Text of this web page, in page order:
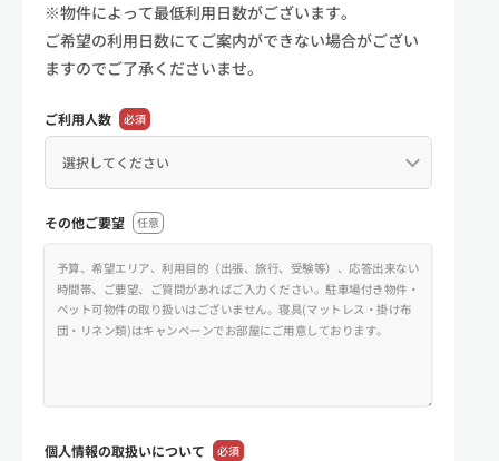
※物件によって最低利用日数がございます。
ご希望の利用日数にてご案内ができない場合がござい
ますのでご了承くださいませ。
ご利用人数 必須
その他ご要望 任意
個人情報の取扱いについて 必須